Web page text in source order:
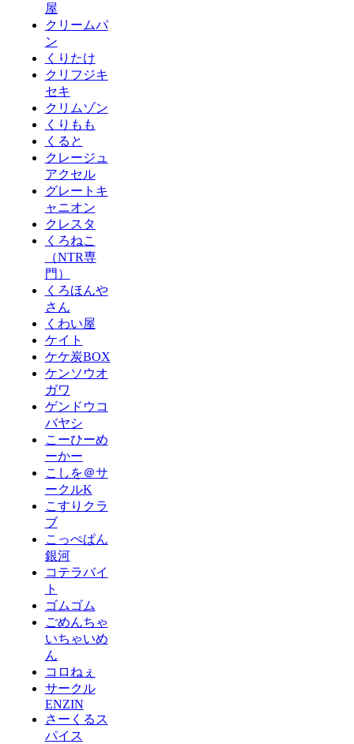
屋
クリームパ
ン
くりたけ
クリフジキ
セキ
クリムゾン
くりもも
くると
クレージュ
アクセル
グレートキ
ャニオン
クレスタ
くろねこ
（NTR専
門）
くろほんや
さん
くわい屋
ケイト
ケケ炭BOX
ケンソウオ
ガワ
ゲンドウコ
バヤシ
こーひーめ
ーかー
こしを＠サ
ークルK
こすりクラ
ブ
こっぺぱん
銀河
コテラバイ
ト
ゴムゴム
ごめんちゃ
いちゃいめ
ん
コロねぇ
サークル
ENZIN
さーくるス
パイス